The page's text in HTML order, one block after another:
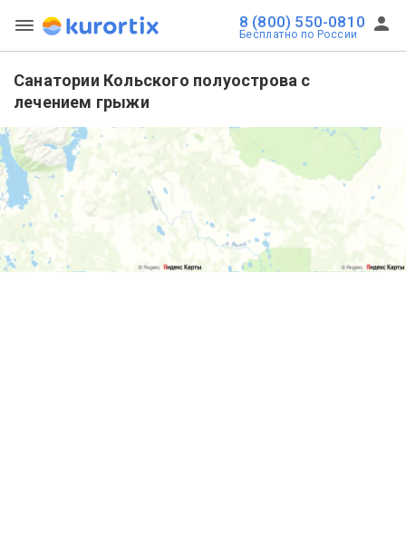
8 (800) 550-0810
Бесплатно по России
Санатории Кольского полуострова с
лечением грыжи